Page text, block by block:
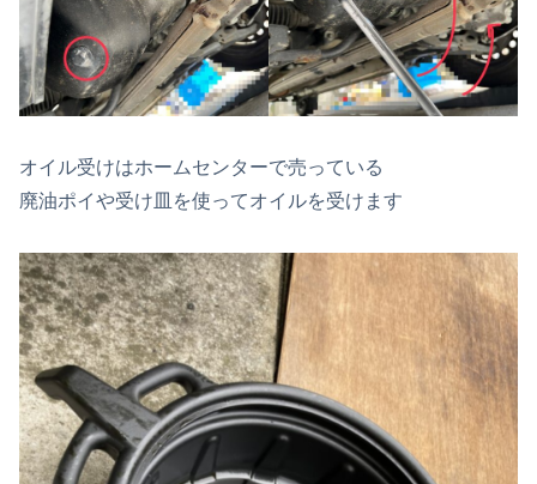
オイル受けはホームセンターで売っている
廃油ポイや受け皿を使ってオイルを受けます